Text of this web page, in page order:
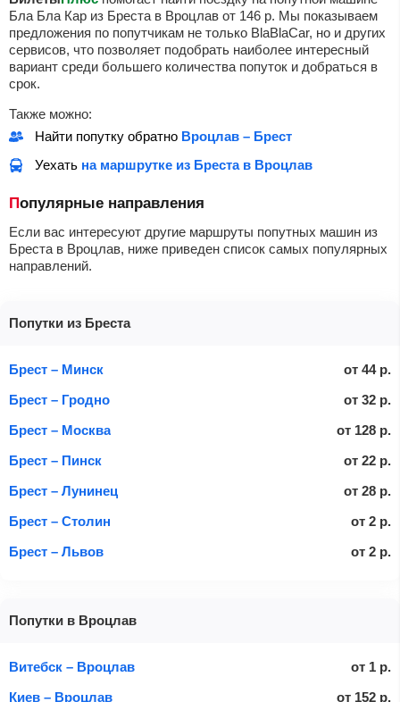
Бла Бла Кар из Бреста в Вроцлав от 146 р. Мы показываем
предложения по попутчикам не только BlaBlaCar, но и других
сервисов, что позволяет подобрать наиболее интересный
вариант среди большего количества попуток и добраться в
срок.
Также можно:
Найти попутку обратно Вроцлав – Брест
Уехать на маршрутке из Бреста в Вроцлав
Популярные направления
Если вас интересуют другие маршруты попутных машин из
Бреста в Вроцлав, ниже приведен список самых популярных
направлений.
Попутки из Бреста
Брест – Минск от 44 р.
Брест – Гродно
от 32 р.
Брест – Москва
от 128 р.
Брест – Пинск
от 22 р.
Брест – Лунинец
от 28 р.
Брест – Столин
от 2 р.
Брест – Львов
от 2 р.
Попутки в Вроцлав
Витебск – Вроцлав от 1 р.
Киев – Вроцлав
от 152 р.